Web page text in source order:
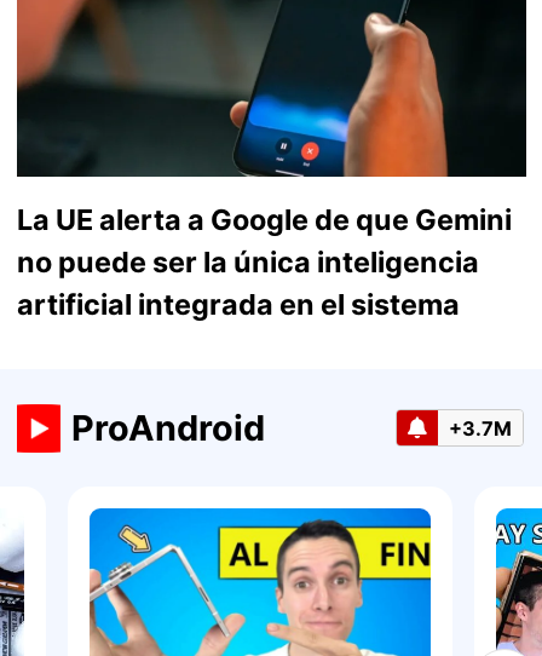
La UE alerta a Google de que Gemini
no puede ser la única inteligencia
artificial integrada en el sistema
ProAndroid +3.7M